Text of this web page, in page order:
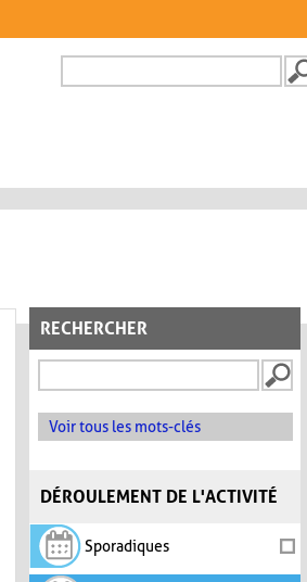
FORMULAIRE DE
RECHERCHER
Voir tous les mots-clés
DÉROULEMENT DE L'ACTIVITÉ
Sporadiques